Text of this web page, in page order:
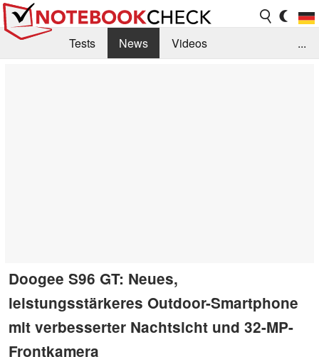
Tests News
Videos
...
Doogee S96 GT: Neues,
leistungsstärkeres Outdoor-Smartphone
mit verbesserter Nachtsicht und 32-MP-
Frontkamera